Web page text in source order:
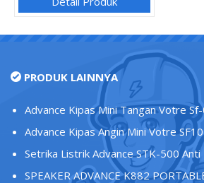
PRODUK LAINNYA
Advance Kipas Mini Tangan Votre
Advance Kipas Angin Mini Votre
Setrika Listrik Advance STK-500
SPEAKER ADVANCE K882